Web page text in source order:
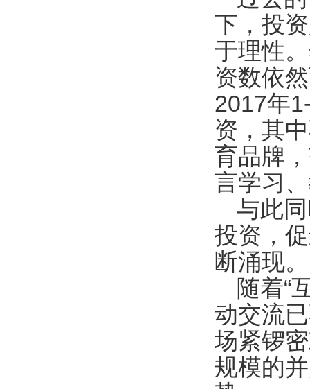
下，投
于理性
资数依
2017年
资，其
育品牌
言学习
与此
投资，
断涌现。
随着“
动交流
场紧锣
规模的